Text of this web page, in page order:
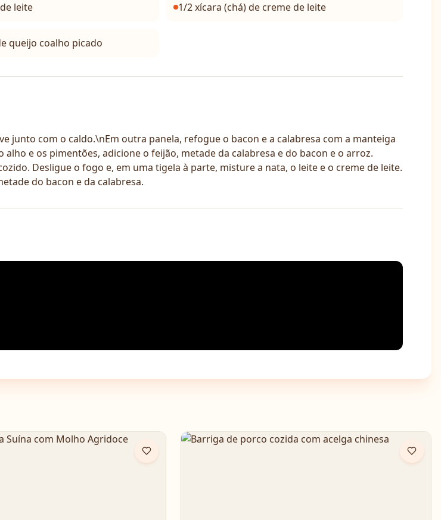
leite 1/2 xícara (chá) de creme de leite
queijo coalho picado
junto com o caldo.\nEm outra panela, refogue o bacon e a calabresa com a manteiga
e os pimentões, adicione o feijão, metade da calabresa e do bacon e o arroz.
Desligue o fogo e, em uma tigela à parte, misture a nata, o leite e o creme de leite.
do bacon e da calabresa.